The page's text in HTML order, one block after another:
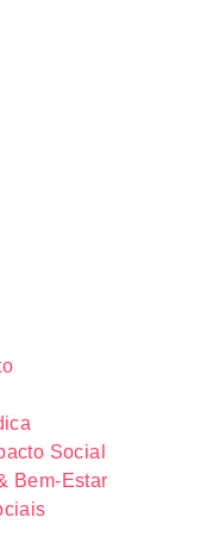
Social
Bem-Estar